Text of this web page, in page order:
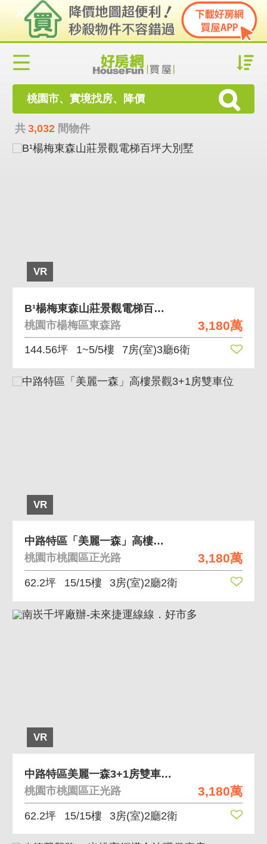
桃園市、實境找房、降價
共 3,032 間物件
VR
3,180萬
B¹楊梅東森山莊景觀電梯百坪大別墅
桃園市楊梅區東森路
144.56坪 1~5/5樓 7房(室)3廳6衛
VR
3,180萬
中路特區「美麗一森」高樓景觀3+1房雙車位
桃園市桃園區正光路
62.2坪 15/15樓 3房(室)2廳2衛
VR
3,180萬
中路特區美麗一森3+1房雙車/高樓層景觀戶
桃園市桃園區正光路
62.2坪 15/15樓 3房(室)2廳2衛